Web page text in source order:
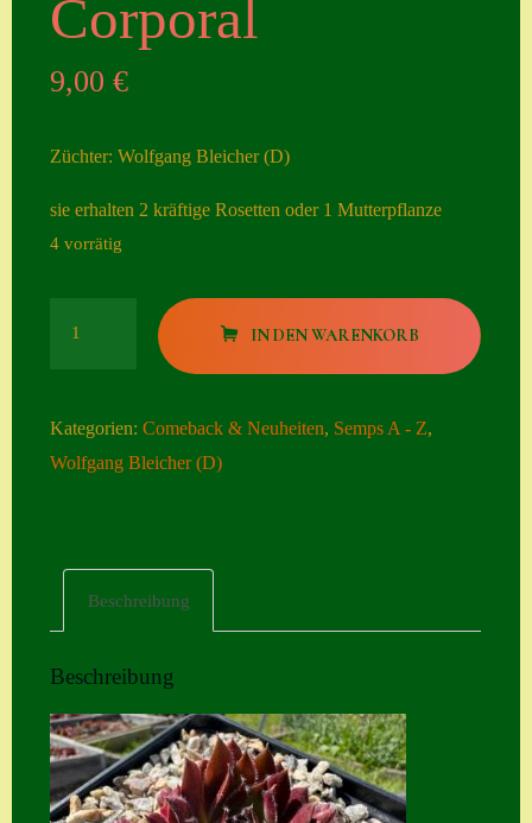
ngen
Datenschutzerklä
mit Semps
Kontakt
Mein Konto
Corporal
9,00€
Züchter: Wolfgang Bleicher (D)
sie erhalten 2 kräftige Rosetten oder 1 Mutterpflanze
4 vorrätig
IN DEN WARENKORB
Kategorien:Comeback & Neuheiten, Semps A - Z,
Wolfgang Bleicher (D)
Beschreibung
Beschreibung